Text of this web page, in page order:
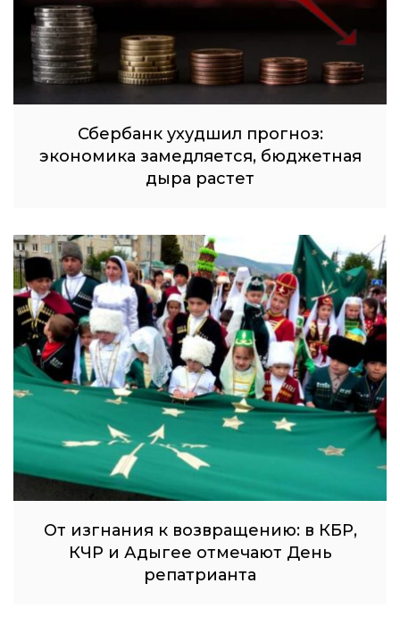
Сбербанк ухудшил прогноз:
экономика замедляется, бюджетная
дыра растет
От изгнания к возвращению: в КБР,
КЧР и Адыгее отмечают День
репатрианта